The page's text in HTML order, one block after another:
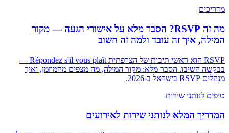
מדריכים
מה זה RSVP? הסבר מלא על אישורי הגעה — מקור
המילה, איך זה עובד ולמה זה חשוב
RSVP הוא ראשי תיבות של הצרפתית Répondez s'il vous plaît —
בבקשה השיבו. הסבר מלא: מקור המילה, מה מצפים מהמוזמן, ואיך
מנהלים RSVP בישראל ב-2026.
טיפים לנותני שירות
המדריך המלא לנותני שירות לאירועים